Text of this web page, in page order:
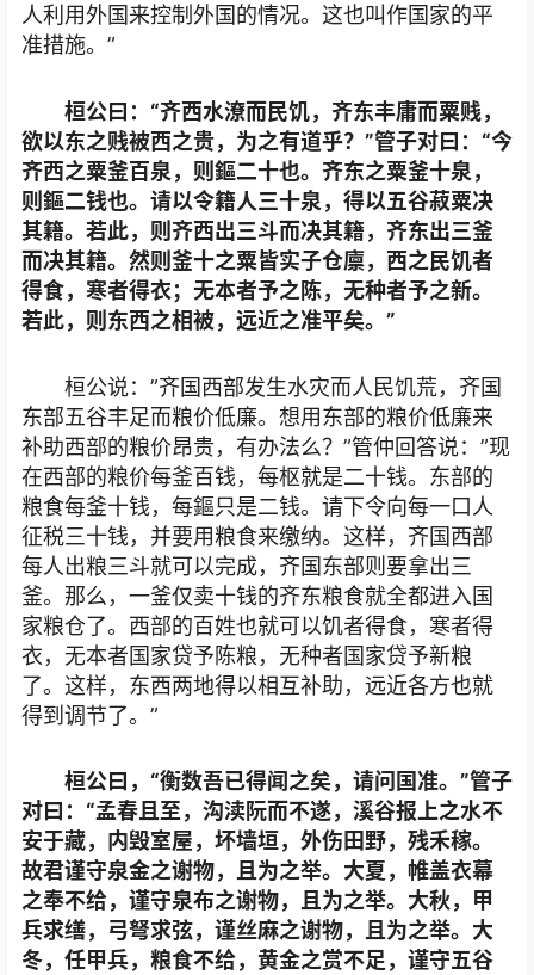
人利用外国来控制外国的情况。这也叫作国家的平
准措施。”
桓公曰：“齐西水潦而民饥，齐东丰庸而粟贱，
欲以东之贱被西之贵，为之有道乎？”管子对曰：“今
齐西之粟釜百泉，则鏂二十也。齐东之粟釜十泉，
则鏂二钱也。请以令籍人三十泉，得以五谷菽粟决
其籍。若此，则齐西出三斗而决其籍，齐东出三釜
而决其籍。然则釜十之粟皆实子仓廪，西之民饥者
得食，寒者得衣；无本者予之陈，无种者予之新。
若此，则东西之相被，远近之准平矣。”
桓公说：”齐国西部发生水灾而人民饥荒，齐国
东部五谷丰足而粮价低廉。想用东部的粮价低廉来
补助西部的粮价昂贵，有办法么？”管仲回答说：”现
在西部的粮价每釜百钱，每枢就是二十钱。东部的
粮食每釜十钱，每鏂只是二钱。请下令向每一口人
征税三十钱，并要用粮食来缴纳。这样，齐国西部
每人出粮三斗就可以完成，齐国东部则要拿出三
釜。那么，一釜仅卖十钱的齐东粮食就全都进入国
家粮仓了。西部的百姓也就可以饥者得食，寒者得
衣，无本者国家贷予陈粮，无种者国家贷予新粮
了。这样，东西两地得以相互补助，远近各方也就
得到调节了。”
桓公曰，“衡数吾已得闻之矣，请问国准。”管子
对曰：“孟春且至，沟渎阮而不遂，溪谷报上之水不
安于藏，内毁室屋，坏墙垣，外伤田野，残禾稼。
故君谨守泉金之谢物，且为之举。大夏，帷盖衣幕
之奉不给，谨守泉布之谢物，且为之举。大秋，甲
兵求缮，弓弩求弦，谨丝麻之谢物，且为之举。大
冬，任甲兵，粮食不给，黄金之赏不足，谨守五谷